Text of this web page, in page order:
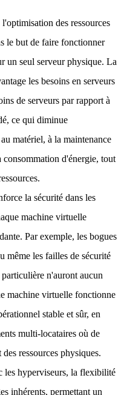
l'optimisation des ressources
le but de faire fonctionner
un seul serveur physique. La
les besoins en serveurs
de serveurs par rapport à
ce qui diminue
matériel, à la maintenance
d'énergie, tout
la sécurité dans les
machine virtuelle
Par exemple, les bogues
même les failles de sécurité
n'auront aucun
machine virtuelle fonctionne
stable et sûr, en
multi-locataires où de
ressources physiques.
les hyperviseurs, la flexibilité
inhérents, permettant un